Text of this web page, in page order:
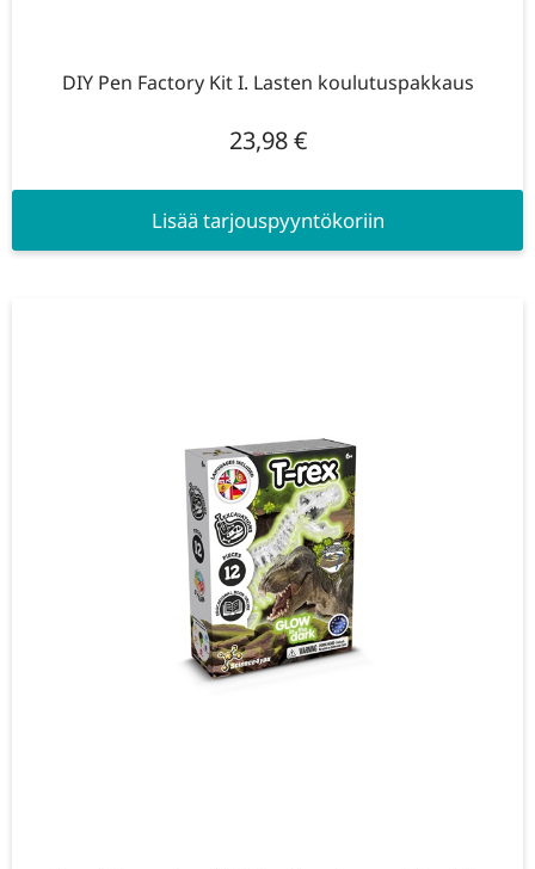
DIY Pen Factory Kit I. Lasten koulutuspakkaus
23,98€
Lisää tarjouspyyntökoriin